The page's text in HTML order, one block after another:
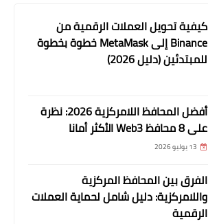
كيفية تحويل العملات الرقمية من
Binance إلى MetaMask خطوة بخطوة
للمبتدئين (دليل 2026)
أفضل المحافظ اللامركزية 2026: نظرة
على 8 محافظ Web3 الأكثر أمانا
13 يوليو 2026
الفرق بين المحافظ المركزية
واللامركزية: دليل شامل لحماية العملات
الرقمية